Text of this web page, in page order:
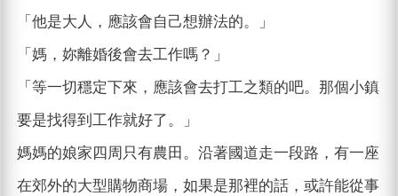
「他是大人，應該會自己想辦法的。」
「媽，妳離婚後會去工作嗎？」
「等一切穩定下來，應該會去打工之類的吧。那個小鎮
要是找得到工作就好了。」
媽媽的娘家四周只有農田。沿著國道走一段路，有一座
在郊外的大型購物商場，如果是那裡的話，或許能從事